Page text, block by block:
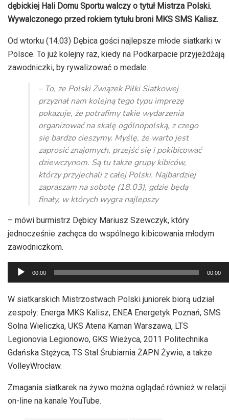
dębickiej Hali Domu Sportu walczy o tytuł Mistrza Polski.
Wywalczonego przed rokiem tytułu broni MKS SMS Kalisz.
Od wtorku (14.03) Dębica gości najlepsze młode siatkarki w
Polsce. To już kolejny raz, kiedy na Podkarpacie przyjeżdżają
zawodniczki, by rywalizować o medale.
– To, że Polski Związek Piłki Siatkowej
przyznał nam kolejną tego typu imprezę
pokazuje, że potrafimy takie wydarzenia
organizować na skalę ogólnopolską, z czego
się bardzo cieszymy. Myślę, że warto jest
zaprosić znajomych, przejść się i pokibicować
dziewczynom. Są tu także grupy kibiców,
którzy przyjechali z całej Polski. Najbardziej
zapraszam na sobotę (18.03), gdzie będą
finały, w których wygra najlepszy
– mówi burmistrz Dębicy Mariusz Szewczyk, który
jednocześnie zachęca do wspólnego kibicowania młodym
zawodniczkom.
Odtwarzacz
plików
dźwiękowych
00:00 00:00
W siatkarskich Mistrzostwach Polski juniorek biorą udział
zespoły: Energa MKS Kalisz, ENEA Energetyk Poznań, SMS
Solna Wieliczka, UKS Atena Kaman Warszawa, LTS
Legionovia Legionowo, GKS Wieżyca, 2011 Politechnika
Gdańska Stężyca, TS Stal Śrubiarnia ŻAPN Żywie, a także
VolleyWrocław.
Zmagania siatkarek na żywo można oglądać również w relacji
on-line na kanale YouTube.